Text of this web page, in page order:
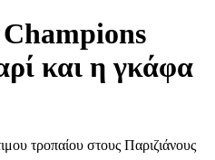
και η γκάφα
τροπαίου στους Παριζιάνους